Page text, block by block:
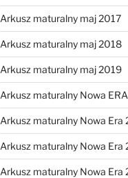
Arkusz maturalny maj 2017
Arkusz maturalny maj 2018
Arkusz maturalny maj 2019
Arkusz maturalny Nowa
Arkusz maturalny Nowa Era
Arkusz maturalny Nowa Era
Arkusz maturalny Nowa Era